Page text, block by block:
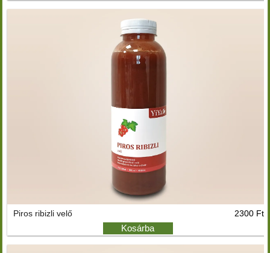
Piros ribizli velő 2300 Ft
Kosárba